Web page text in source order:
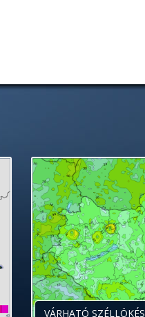
VÁRHATÓ SZÉLLÖKÉS